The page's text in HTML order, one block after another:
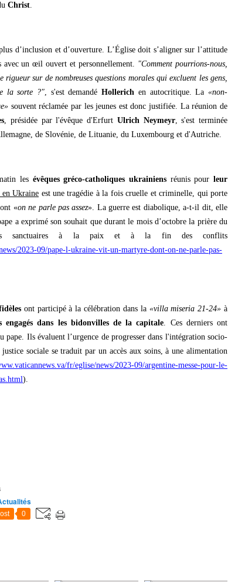
Christ.
d’inclusion et d’ouverture. L’Église doit s’aligner sur l’attitude
avec un œil ouvert et personnellement. "Comment pourrions-nous,
sur de nombreuses questions morales qui excluent les gens,
la sorte ?", s'est demandéHollerich en autocritique. La«non-
souvent réclamée par les jeunes est donc justifiée. La réunion de
, présidée par l'évêque d'Erfurt Ulrich Neymeyr, s'est terminée
de Slovénie, de Lituanie, du Luxembourg et d'Autriche.
les évêques gréco-catholiques ukrainiens réunis pourleur
en Ukraine est une tragédie à la fois cruelle et criminelle, qui porte
«on ne parle pas assez». La guerre est diabolique, a-t-il dit, elle
a exprimé son souhait que durant le mois d’octobre la prière du
sanctuaires à la paix et à la fin des conflits
2023-09/pape-l-ukraine-vit-un-martyre-dont-on-ne-parle-pas-
ont participé à la célébration dans la «villa miseria 21-24» à
engagés dans les bidonvilles de la capitale. Ces derniers ont
pape. Ils évaluent l’urgence de progresser dans l'intégration socio-
sociale se traduit par un accès aux soins, à une alimentation
fr/eglise/news/2023-09/argentine-messe-pour-le-
).
0